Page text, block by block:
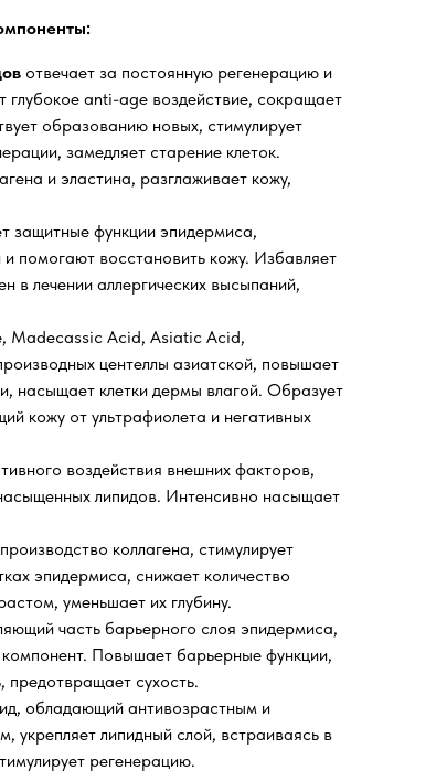
отвечает за постоянную регенерацию и
глубокое anti-age воздействие, сокращает
образованию новых, стимулирует
замедляет старение клеток.
и эластина, разглаживает кожу,
защитные функции эпидермиса,
помогают восстановить кожу. Избавляет
в лечении аллергических высыпаний,
Madecassic Acid, Asiatic Acid,
центеллы азиатской, повышает
насыщает клетки дермы влагой. Образует
кожу от ультрафиолета и негативных
воздействия внешних факторов,
липидов. Интенсивно насыщает
коллагена, стимулирует
эпидермиса, снижает количество
уменьшает их глубину.
часть барьерного слоя эпидермиса,
Повышает барьерные функции,
предотвращает сухость.
обладающий антивозрастным и
укрепляет липидный слой, встраиваясь в
регенерацию.